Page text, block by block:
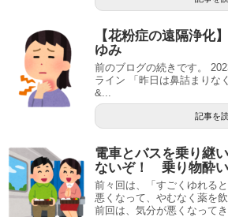
【花粉症の遠隔浄化
ゆみ
前のブログの続きです。
ライン 「昨日は鼻詰まりな
&...
記事を
電車とバスを乗り継
ないぞ！ 乗り物酔
前々回は、「すごくゆれる
悪くなって、やむなく薬を
前回は、気分が悪くなってき